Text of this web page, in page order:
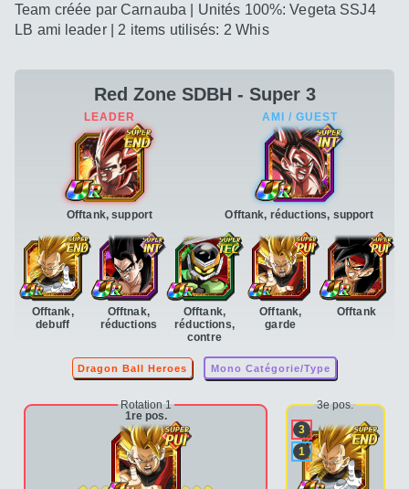
Team créée par Carnauba | Unités 100%: Vegeta SSJ4
LB ami leader | 2 items utilisés: 2 Whis
Red Zone SDBH - Super 3
Offtank, support
Offtank,
debuff
Offtnak,
réductions
Offtank,
réductions,
contre
Offtank,
garde
Offtank
Offtank, réductions, support
Dragon Ball Heroes Mono Catégorie/Type
Rotation 1
1re pos.
3e pos.
3
1